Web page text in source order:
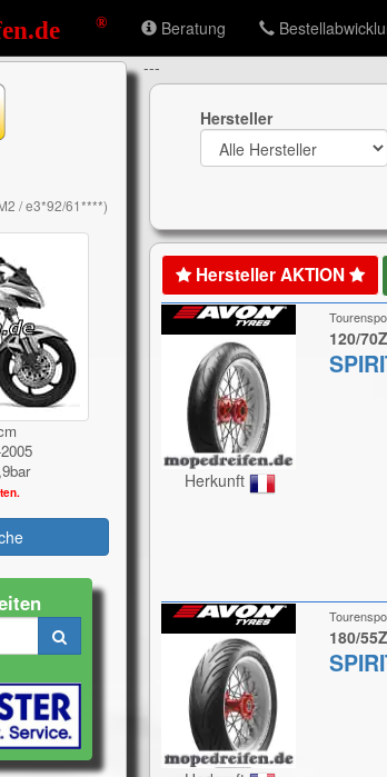
Beratung
/ e3*92/61****)
---
Hersteller
Hersteller AKTION
Herkunft
120/
180/